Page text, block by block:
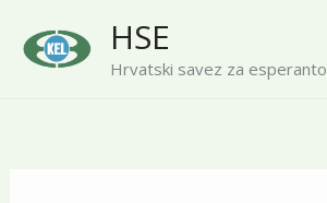
content
HSE
Hrvatski savez za esperanto